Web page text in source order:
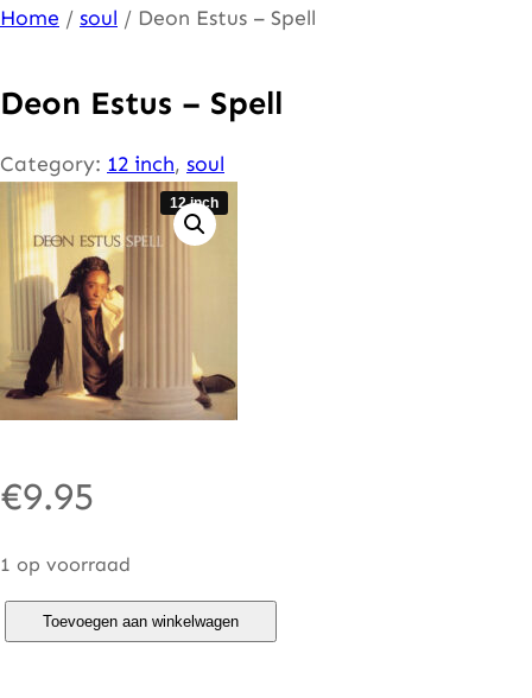
Ga
de
inhoud
Home / soul / Deon Estus – Spell
Deon Estus – Spell
Category: 12 inch, soul
12 inch
€9.95
1 op voorraad
Toevoegen aan winkelwagen